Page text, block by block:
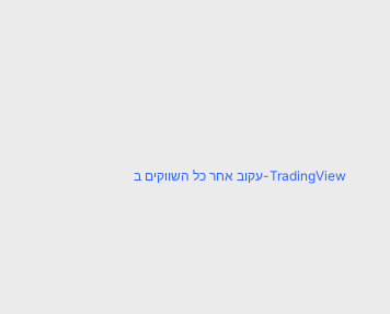
עקוב אחר כל השווקים ב-TradingView